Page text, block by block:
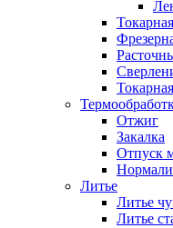
Отжиг
Закалка
Отпуск
Литье
Литье
Литье